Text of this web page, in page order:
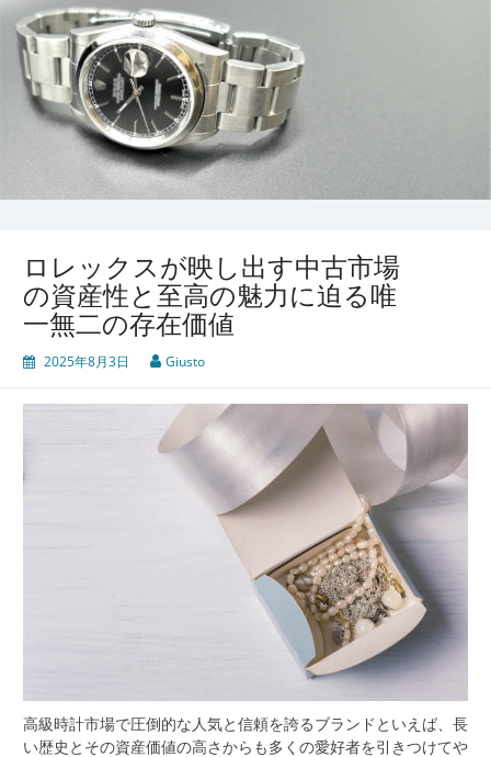
ロレックスが映し出す中古市場
の資産性と至高の魅力に迫る唯
一無二の存在価値
2025年8月3日 Giusto
高級時計市場で圧倒的な人気と信頼を誇るブランドといえば、長
い歴史とその資産価値の高さからも多くの愛好者を引きつけてや